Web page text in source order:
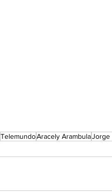
TelemundoAracely ArambulaJorge